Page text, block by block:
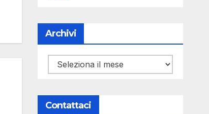
Archivi
Archivi
Contattaci